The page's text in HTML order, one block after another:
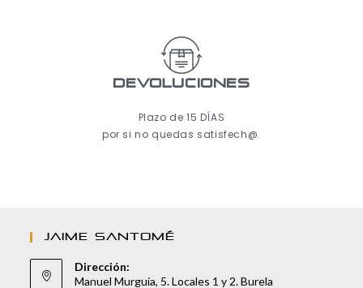
Devoluciones
Plazo de 15 DÍAS
por si no quedas satisfech@.
JAIME SANTOMÉ
Dirección:
Manuel Murguía, 5. Locales 1 y 2. Burela